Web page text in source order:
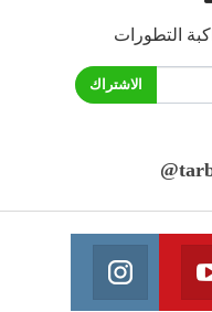
التطورات
الاشتراك
يوتيوب
انضم الينا